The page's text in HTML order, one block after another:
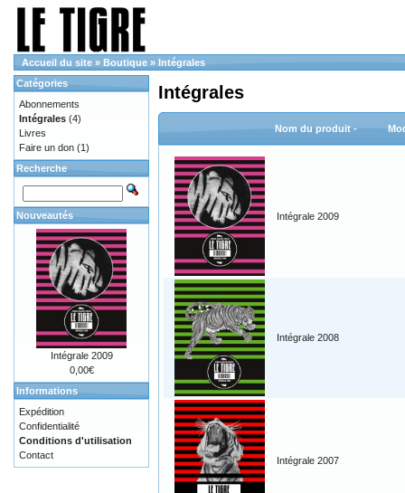
Accueil du site » Boutique » Intégrales
Intégrales
Nom du produit -
Intégrale 2009
Intégrale 2008
Intégrale 2007
Catégories
Abonnements
Intégrales (4)
Livres
Faire un don (1)
Recherche
Nouveautés
Intégrale 2009
0,00€
Informations
Expédition
Confidentialité
Conditions d'utilisation
Contact